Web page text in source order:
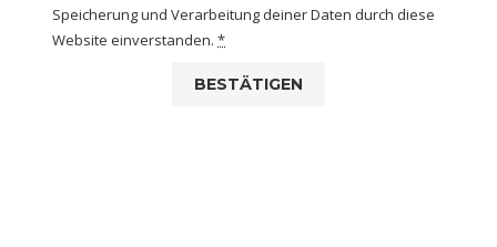
Speicherung und Verarbeitung deiner Daten durch diese
Website einverstanden. *